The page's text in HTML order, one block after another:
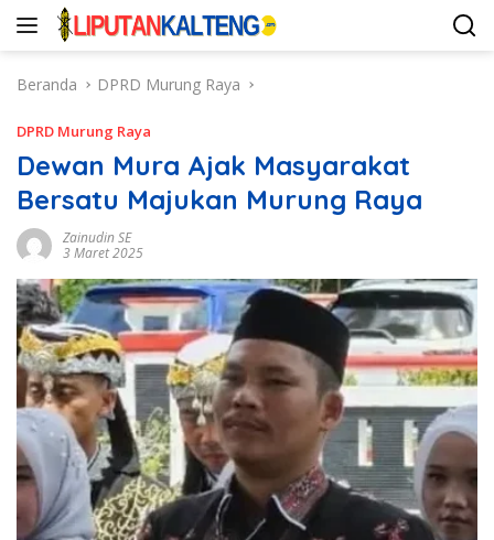
Langsung
Beranda
DPRD Murung Raya
DPRD Murung Raya
Dewan Mura Ajak Masyarakat
Bersatu Majukan Murung Raya
Zainudin SE
3 Maret 2025